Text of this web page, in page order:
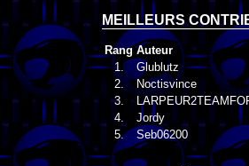
MEILLEURS
Rang Auteur
1.
Glublutz
2.
Noctisvince
3.
4.
Jordy
5.
Seb06200